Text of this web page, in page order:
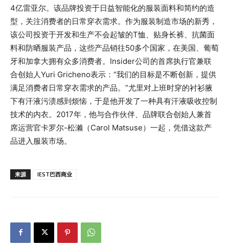
4亿雷亚尔。该品牌投资于日益智能化的服装面料和简约的造
型，关注消费者的日常穿衣需求。作为服装制造市场的新秀，
该公司投资于开发和生产不会起皱的T恤、贴身长裤、抗菌面
料和防晒服装产品，这些产品销往50多个国家，在美国、葡萄
牙和加拿大拥有众多消费者。Insider公司的首席执行官兼联
合创始人Yuri Gricheno表示：“我们的目标是不断创新，提供
满足消费者日常穿衣需求的产品。”尤里对上班时穿的衬衫腋
下有汗液污渍感到烦恼，于是他开发了一种具有汗液吸收控制
技术的内衣。2017年，他与合作伙伴、品牌联合创始人兼首
席运营官卡罗尔-松濑（Carol Matsuse）一起，凭借这款产
品进入服装市场。
来源 IEST巴西商业